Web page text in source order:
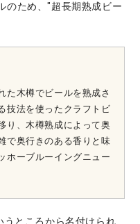
のため、"超長期熟成ビー
た木樽でビールを熟成さ
技法を使ったクラフトビ
り、木樽熟成によって奥
で奥行きのある香りと味
ホーブルーイングニュー
うところから名付けられ